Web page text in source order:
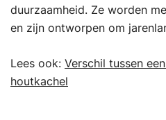
duurzaamheid. Ze worden
en zijn ontworpen om
Lees ook: Verschil tussen
houtkachel